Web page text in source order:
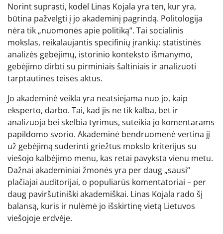
Norint suprasti, kodėl Linas Kojala yra ten, kur yra,
būtina pažvelgti į jo akademinį pagrindą. Politologija
nėra tik „nuomonės apie politiką“. Tai socialinis
mokslas, reikalaujantis specifinių įrankių: statistinės
analizės gebėjimų, istorinio konteksto išmanymo,
gebėjimo dirbti su pirminiais šaltiniais ir analizuoti
tarptautinės teisės aktus.
Jo akademinė veikla yra neatsiejama nuo jo, kaip
eksperto, darbo. Tai, kad jis ne tik kalba, bet ir
analizuoja bei skelbia tyrimus, suteikia jo komentarams
papildomo svorio. Akademinė bendruomenė vertina jį
už gebėjimą suderinti griežtus mokslo kriterijus su
viešojo kalbėjimo menu, kas retai pavyksta vienu metu.
Dažnai akademiniai žmonės yra per daug „sausi“
plačiajai auditorijai, o populiarūs komentatoriai – per
daug paviršutiniški akademiškai. Linas Kojala rado šį
balansą, kuris ir nulėmė jo išskirtinę vietą Lietuvos
viešojoje erdvėje.